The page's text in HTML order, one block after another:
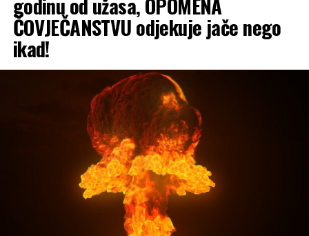
ČOVJEČANSTVU odjekuje jače nego
ikad!